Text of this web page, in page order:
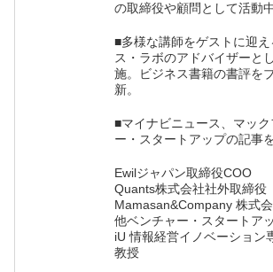
の取締役や顧問として活動中
■多様な講師をゲストに迎
ス・ラボのアドバイザーと
施。ビジネス書籍の書評を
新。
■マイナビニュース、マッ
ー・スタートアップの記事を
Ewilジャパン取締役COO
Quants株式会社社外取締役
Mamasan&Company 株式
他ベンチャー・スタートア
iU 情報経営イノベーショ
教授